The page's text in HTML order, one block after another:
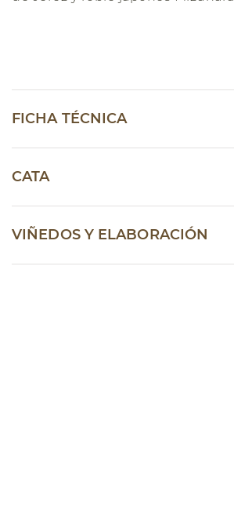
FICHA TÉCNICA
CATA
VIÑEDOS Y ELABORACIÓN